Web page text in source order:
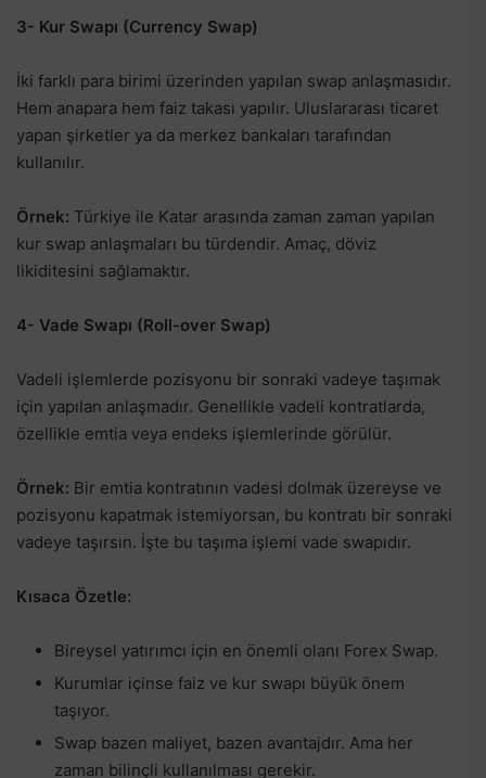
3- Kur Swapı (Currency Swap)
İki farklı para birimi üzerinden yapılan swap anlaşmasıdır.
Hem anapara hem faiz takası yapılır. Uluslararası ticaret
yapan şirketler ya da merkez bankaları tarafından
kullanılır.
Örnek: Türkiye ile Katar arasında zaman zaman yapılan
kur swap anlaşmaları bu türdendir. Amaç, döviz
likiditesini sağlamaktır.
4- Vade Swapı (Roll-over Swap)
Vadeli işlemlerde pozisyonu bir sonraki vadeye taşımak
için yapılan anlaşmadır. Genellikle vadeli kontratlarda,
özellikle emtia veya endeks işlemlerinde görülür.
Örnek: Bir emtia kontratının vadesi dolmak üzereyse ve
pozisyonu kapatmak istemiyorsan, bu kontratı bir sonraki
vadeye taşırsın. İşte bu taşıma işlemi vade swapıdır.
Kısaca Özetle:
Bireysel yatırımcı için en önemli olanı Forex Swap.
Kurumlar içinse faiz ve kur swapı büyük önem
taşıyor.
Swap bazen maliyet, bazen avantajdır. Ama her
zaman bilinçli kullanılması gerekir.